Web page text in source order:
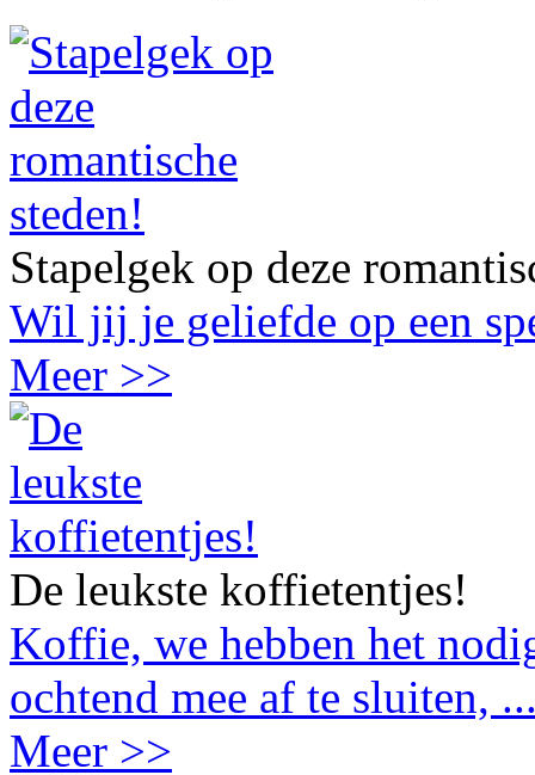
Stapelgek op deze
Wil jij je geliefde op een
Meer >>
De leukste koffietentjes!
Koffie, we hebben het
ochtend mee af te sluiten,
Meer >>